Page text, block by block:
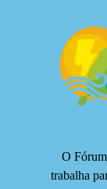
O
trabalha